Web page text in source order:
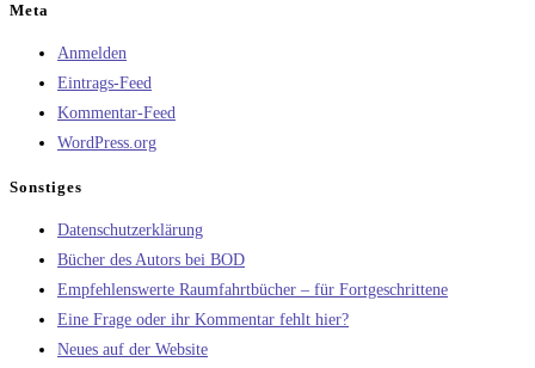
Meta
Anmelden
Eintrags-Feed
Kommentar-Feed
WordPress.org
Sonstiges
Datenschutzerklärung
Bücher des Autors bei BOD
Empfehlenswerte Raumfahrtbücher – für Fortgeschrittene
Eine Frage oder ihr Kommentar fehlt hier?
Neues auf der Website